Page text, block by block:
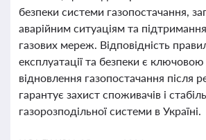
безпеки системи газопостачання,
аварійним ситуаціям та
газових мереж. Відповідність
експлуатації та безпеки є
відновлення газопостачання після
гарантує захист споживачів і
газорозподільної системи в Україні.